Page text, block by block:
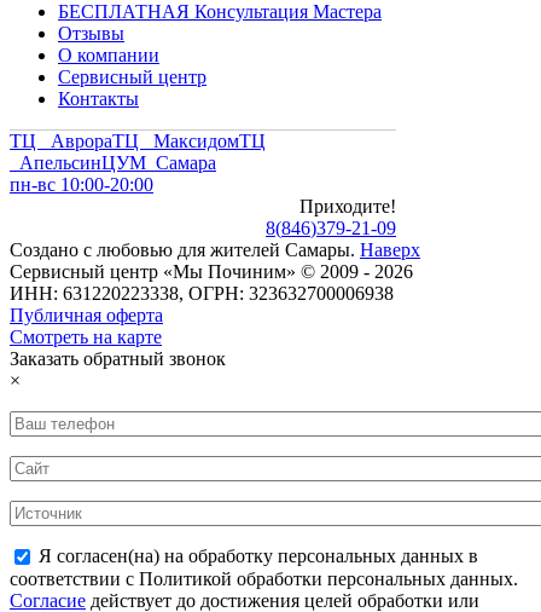
БЕСПЛАТНАЯ Консультация Мастера
Отзывы
О компании
Сервисный центр
Контакты
ТЦ АврораТЦ МаксидомТЦ
АпельсинЦУМ Самара
пн-вс 10:00-20:00
Приходите!
8(846)379-21-09
Создано с любовью для жителей Самары. Наверх
Сервисный центр «Мы Починим» © 2009 - 2026
ИНН: 631220223338, ОГРН: 323632700006938
Публичная оферта
Смотреть на карте
Заказать обратный звонок
×
Я согласен(на) на обработку персональных данных в
соответствии с Политикой обработки персональных данных.
Согласие действует до достижения целей обработки или